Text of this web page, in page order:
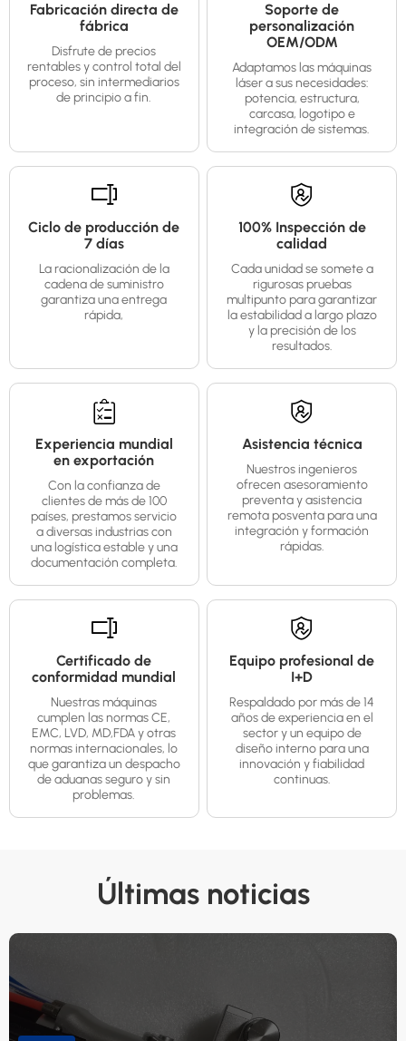
Fabricación directa de
fábrica
Disfrute de precios
rentables y control total del
proceso, sin intermediarios
de principio a fin.
Soporte de
personalización
OEM/ODM
Adaptamos las máquinas
láser a sus necesidades:
potencia, estructura,
carcasa, logotipo e
integración de sistemas.
Ciclo de producción de
7 días
La racionalización de la
cadena de suministro
garantiza una entrega
rápida,
100% Inspección de
calidad
Cada unidad se somete a
rigurosas pruebas
multipunto para garantizar
la estabilidad a largo plazo
y la precisión de los
resultados.
Experiencia mundial
en exportación
Con la confianza de
clientes de más de 100
países, prestamos servicio
a diversas industrias con
una logística estable y una
documentación completa.
Asistencia técnica
Nuestros ingenieros
ofrecen asesoramiento
preventa y asistencia
remota posventa para una
integración y formación
rápidas.
Certificado de
conformidad mundial
Nuestras máquinas
cumplen las normas CE,
EMC, LVD, MD,FDA y otras
normas internacionales, lo
que garantiza un despacho
de aduanas seguro y sin
problemas.
Equipo profesional de
I+D
Respaldado por más de 14
años de experiencia en el
sector y un equipo de
diseño interno para una
innovación y fiabilidad
continuas.
Últimas noticias